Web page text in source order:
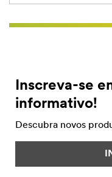
Inscreva-se
informativo!
Descubra novos